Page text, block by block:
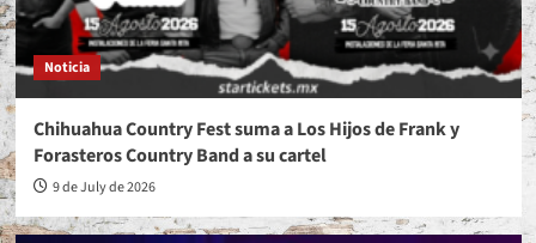
Noticia
Chihuahua Country Fest suma a Los Hijos de Frank y
Forasteros Country Band a su cartel
9 de July de 2026